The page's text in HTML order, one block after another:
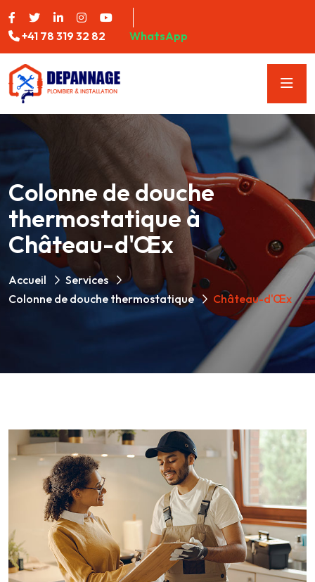
+41 78 319 32 82 WhatsApp
Colonne de douche
thermostatique à
Château-d'Œx
Accueil
Services
Colonne de douche thermostatique
Château-d'Œx